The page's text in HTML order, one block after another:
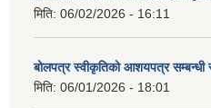
मिति: 06/02/2026 - 16:11
बोलपत्र स्वीकृतिको आशयपत्र सम्बन्धी
मिति: 06/01/2026 - 18:01